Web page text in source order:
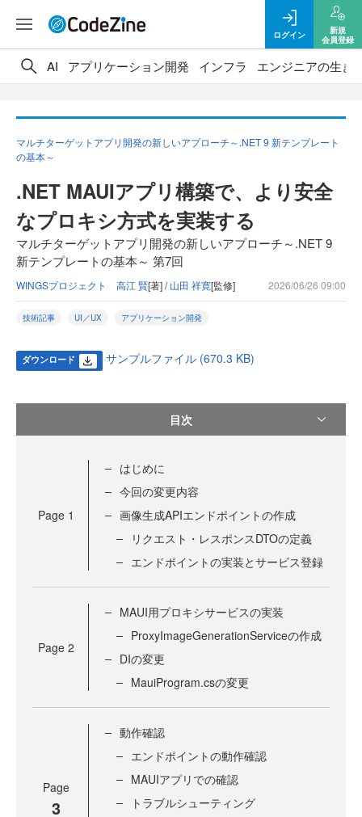
ログイン
新規
会員登録
AI アプリケーション開発 インフラ エンジニアの生き
マルチターゲットアプリ開発の新しいアプローチ～.NET 9 新テンプレート
の基本～
.NET MAUIアプリ構築で、より安全
なプロキシ方式を実装する
マルチターゲットアプリ開発の新しいアプローチ～.NET 9
新テンプレートの基本～ 第7回
WINGSプロジェクト 高江 賢[著] /山田 祥寛[監修] 2026/06/26 09:00
技術記事 UI／UX アプリケーション開発
ダウンロード サンプルファイル (670.3 KB)
目次
Page 1
はじめに
今回の変更内容
画像生成APIエンドポイントの作成
リクエスト・レスポンスDTOの定義
エンドポイントの実装とサービス登録
Page 2
MAUI用プロキシサービスの実装
ProxyImageGenerationServiceの作成
DIの変更
MauiProgram.csの変更
Page
3
動作確認
エンドポイントの動作確認
MAUIアプリでの確認
トラブルシューティング